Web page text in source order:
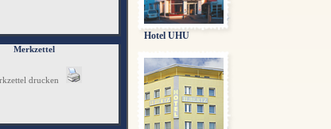
Merkzettel
drucken
Hotel UHU